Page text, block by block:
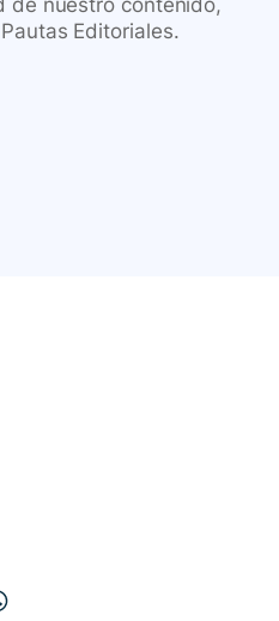
de nuestro contenido,
Editoriales.